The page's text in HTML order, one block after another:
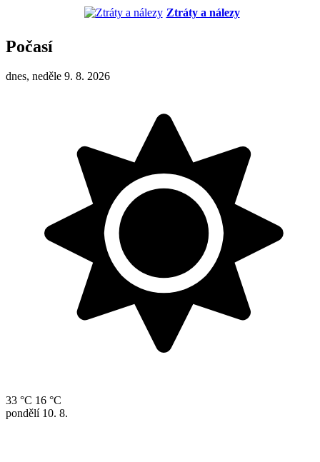
Ztráty a nálezy
Počasí
dnes, neděle 9. 8. 2026
33 °C 16 °C
pondělí 10. 8.